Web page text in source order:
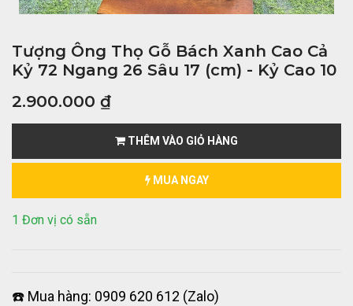
Tượng Ông Thọ Gỗ Bách Xanh Cao Cả
Kỷ 72 Ngang 26 Sâu 17 (cm) - Kỷ Cao 10
2.900.000 ₫
THÊM VÀO GIỎ HÀNG
MUA NGAY
1 Đơn vị có sẵn
☎️ Mua hàng: 0909 620 612 (Zalo)